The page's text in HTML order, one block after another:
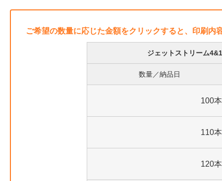
ご希望の数量に応じた金額をクリックすると、印刷内
ジェットストリーム
数量／納品日
100本
110本
120本